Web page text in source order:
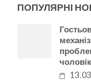
ПОПУЛЯРНІ